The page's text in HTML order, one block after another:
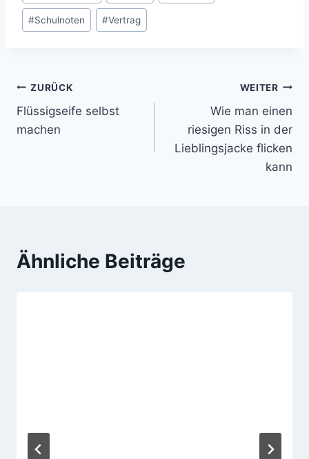
#Schulnoten #Vertrag
Beitragsnavigation
ZURÜCK
Flüssigseife selbst
machen
WEITER
Wie man einen
riesigen Riss in der
Lieblingsjacke flicken
kann
Ähnliche Beiträge